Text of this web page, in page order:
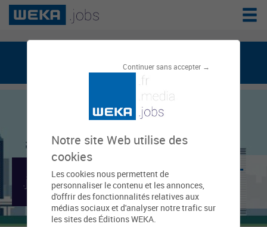
Continuer sans accepter →
Notre site Web utilise des
cookies
Les cookies nous permettent de
personnaliser le contenu et les annonces,
d'offrir des fonctionnalités relatives aux
médias sociaux et d'analyser notre trafic sur
les sites des Éditions WEKA.
weka.jobs, le réseau de l'emploi public
Mairie de Forges-les-
Bains